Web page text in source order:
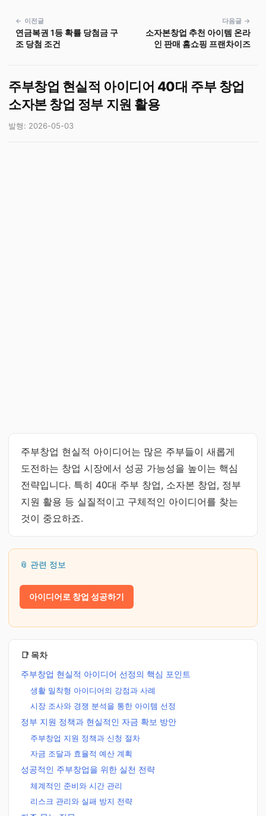
← 이전글
연금복권 1등 확률 당첨금 구
조 당첨 조건
다음글 →
소자본창업 추천 아이템 온라
인 판매 홈쇼핑 프랜차이즈
주부창업 현실적 아이디어 40대 주부 창업
소자본 창업 정부 지원 활용
발행: 2026-05-03
주부창업 현실적 아이디어는 많은 주부들이 새롭게
도전하는 창업 시장에서 성공 가능성을 높이는 핵심
전략입니다. 특히 40대 주부 창업, 소자본 창업, 정부
지원 활용 등 실질적이고 구체적인 아이디어를 찾는
것이 중요하죠.
📎 관련 정보
아이디어로 창업 성공하기
📑 목차
주부창업 현실적 아이디어 선정의 핵심 포인트
생활 밀착형 아이디어의 강점과 사례
시장 조사와 경쟁 분석을 통한 아이템 선정
정부 지원 정책과 현실적인 자금 확보 방안
주부창업 지원 정책과 신청 절차
자금 조달과 효율적 예산 계획
성공적인 주부창업을 위한 실천 전략
체계적인 준비와 시간 관리
리스크 관리와 실패 방지 전략